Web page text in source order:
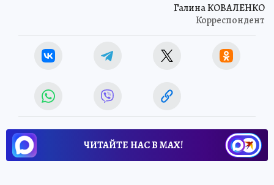
Галина КОВАЛЕНКО
Корреспондент
ЧИТАЙТЕ НАС В МАХ!